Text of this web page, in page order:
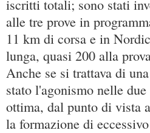
iscritti totali; sono stati
alle tre prove in
11 km di corsa e in
lunga, quasi 200 alla
Anche se si trattava di
stato l'agonismo nelle
ottima, dal punto di vista
la formazione di